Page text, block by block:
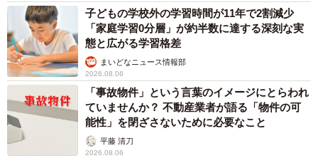
子どもの学校外の学習時間が11年で2割減少
「家庭学習0分層」が約半数に達する深刻な実
態と広がる学習格差
まいどなニュース情報部
2026.08.06
「事故物件」という言葉のイメージにとらわれ
ていませんか？ 不動産業者が語る「物件の可
能性」を閉ざさないために必要なこと
平藤 清刀
2026.08.06